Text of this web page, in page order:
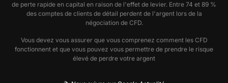
de perte rapide en capital en raison de l'effet de levier. Entre 74 et 89 %
des comptes de clients de détail perdent de l'argent lors de la
négociation de CFD.
Vous devez vous assurer que vous comprenez comment les CFD
fonctionnent et que vous pouvez vous permettre de prendre le risque
élevé de perdre votre argent